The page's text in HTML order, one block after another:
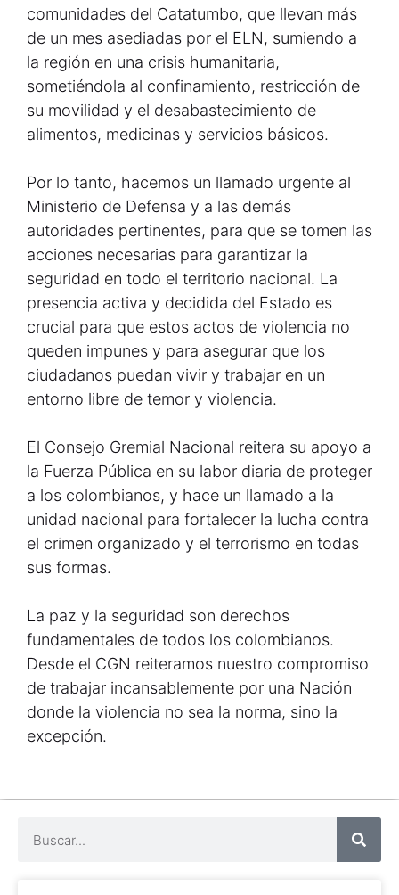
comunidades del Catatumbo, que llevan más
de un mes asediadas por el ELN, sumiendo a
la región en una crisis humanitaria,
sometiéndola al confinamiento, restricción de
su movilidad y el desabastecimiento de
alimentos, medicinas y servicios básicos.
Por lo tanto, hacemos un llamado urgente al
Ministerio de Defensa y a las demás
autoridades pertinentes, para que se tomen las
acciones necesarias para garantizar la
seguridad en todo el territorio nacional. La
presencia activa y decidida del Estado es
crucial para que estos actos de violencia no
queden impunes y para asegurar que los
ciudadanos puedan vivir y trabajar en un
entorno libre de temor y violencia.
El Consejo Gremial Nacional reitera su apoyo a
la Fuerza Pública en su labor diaria de proteger
a los colombianos, y hace un llamado a la
unidad nacional para fortalecer la lucha contra
el crimen organizado y el terrorismo en todas
sus formas.
La paz y la seguridad son derechos
fundamentales de todos los colombianos.
Desde el CGN reiteramos nuestro compromiso
de trabajar incansablemente por una Nación
donde la violencia no sea la norma, sino la
excepción.